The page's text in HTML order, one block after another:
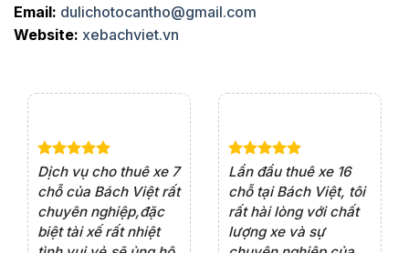
Email: dulichotocantho@gmail.com
Website: xebachviet.vn
Dịch vụ cho thuê xe 7
chỗ của Bách Việt rất
chuyên nghiệp,đặc
biệt tài xế rất nhiệt
Lần đầu thuê xe 16
chỗ tại Bách Việt, tôi
rất hài lòng với chất
lượng xe và sự